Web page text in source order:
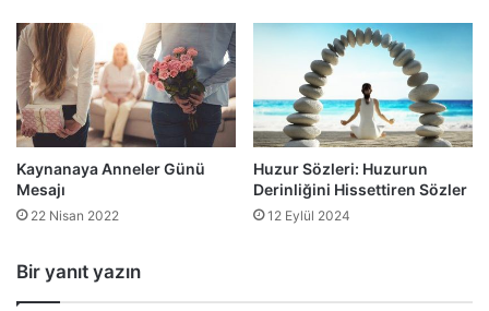
Kaynanaya Anneler Günü
Mesajı
22 Nisan 2022
Huzur Sözleri: Huzurun
Derinliğini Hissettiren Sözler
12 Eylül 2024
Bir yanıt yazın